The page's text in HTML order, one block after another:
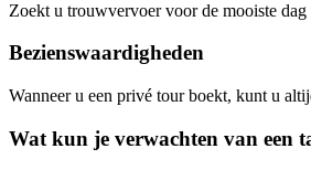
Zoekt u trouwvervoer voor de mooiste
Bezienswaardigheden
Wanneer u een privé tour boekt, kunt u
Wat kun je verwachten van een